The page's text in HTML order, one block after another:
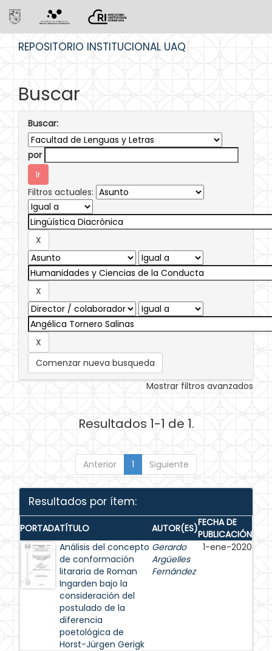
REPOSITORIO INSTITUCIONAL UAQ
Buscar
Buscar:
por
Filtros actuales:
Comenzar nueva busqueda
Mostrar filtros avanzados
Resultados 1-1 de 1.
Anterior 1 Siguiente
Resultados por ítem:
PORTADATÍTULO AUTOR(ES)FECHA DE
PUBLICACIÓN
Análisis del concepto
de conformación
litararia de Roman
Ingarden bajo la
consideración del
postulado de la
diferencia
poetológica de
Horst-Jürgen Gerigk
Gerardo
Argüelles
Fernández
1-ene-2020